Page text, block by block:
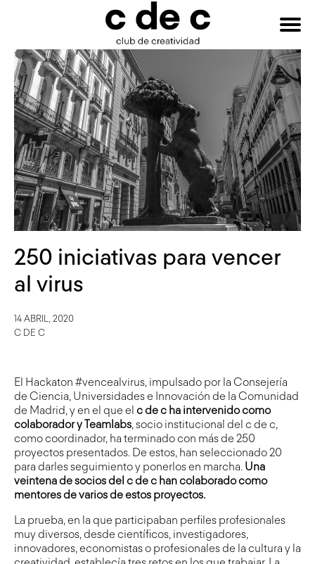
HAZTE
250 iniciativas para vencer
al virus
14 ABRIL, 2020
C DE C
El Hackaton #vencealvirus, impulsado por la Consejería
de Ciencia, Universidades e Innovación de la Comunidad
de Madrid, y en el que el c de c ha intervenido como
colaborador y Teamlabs, socio institucional del c de c,
como coordinador, ha terminado con más de 250
proyectos presentados. De estos, han seleccionado 20
para darles seguimiento y ponerlos en marcha. Una
veintena de socios del c de c han colaborado como
mentores de varios de estos proyectos.
La prueba, en la que participaban perfiles profesionales
muy diversos, desde científicos, investigadores,
innovadores, economistas o profesionales de la cultura y la